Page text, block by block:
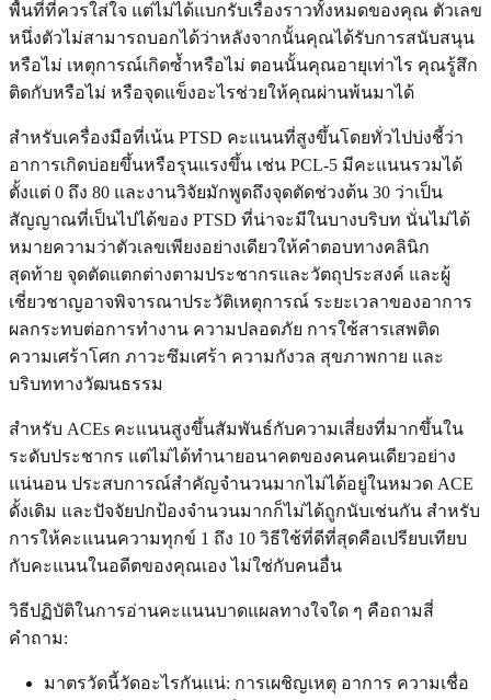
พื้นที่ที่ควรใส่ใจ แต่ไม่ได้แบกรับเรื่องราวทั้งหมดของคุณ ตัวเลข
หนึ่งตัวไม่สามารถบอกได้ว่าหลังจากนั้นคุณได้รับการสนับสนุน
หรือไม่ เหตุการณ์เกิดซ้ำหรือไม่ ตอนนั้นคุณอายุเท่าไร คุณรู้สึก
ติดกับหรือไม่ หรือจุดแข็งอะไรช่วยให้คุณผ่านพ้นมาได้
สำหรับเครื่องมือที่เน้น PTSD คะแนนที่สูงขึ้นโดยทั่วไปบ่งชี้ว่า
อาการเกิดบ่อยขึ้นหรือรุนแรงขึ้น เช่น PCL-5 มีคะแนนรวมได้
ตั้งแต่ 0 ถึง 80 และงานวิจัยมักพูดถึงจุดตัดช่วงต้น 30 ว่าเป็น
สัญญาณที่เป็นไปได้ของ PTSD ที่น่าจะมีในบางบริบท นั่นไม่ได้
หมายความว่าตัวเลขเพียงอย่างเดียวให้คำตอบทางคลินิก
สุดท้าย จุดตัดแตกต่างตามประชากรและวัตถุประสงค์ และผู้
เชี่ยวชาญอาจพิจารณาประวัติเหตุการณ์ ระยะเวลาของอาการ
ผลกระทบต่อการทำงาน ความปลอดภัย การใช้สารเสพติด
ความเศร้าโศก ภาวะซึมเศร้า ความกังวล สุขภาพกาย และ
บริบททางวัฒนธรรม
สำหรับ ACEs คะแนนสูงขึ้นสัมพันธ์กับความเสี่ยงที่มากขึ้นใน
ระดับประชากร แต่ไม่ได้ทำนายอนาคตของคนคนเดียวอย่าง
แน่นอน ประสบการณ์สำคัญจำนวนมากไม่ได้อยู่ในหมวด ACE
ดั้งเดิม และปัจจัยปกป้องจำนวนมากก็ไม่ได้ถูกนับเช่นกัน สำหรับ
การให้คะแนนความทุกข์ 1 ถึง 10 วิธีใช้ที่ดีที่สุดคือเปรียบเทียบ
กับคะแนนในอดีตของคุณเอง ไม่ใช่กับคนอื่น
วิธีปฏิบัติในการอ่านคะแนนบาดแผลทางใจใด ๆ คือถามสี่
คำถาม:
มาตรวัดนี้วัดอะไรกันแน่: การเผชิญเหตุ อาการ ความเชื่อ